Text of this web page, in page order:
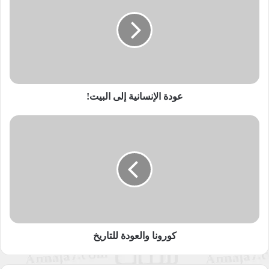
لم ندرك بعد أن الفيروس الجديد بدأ يتحول من مجرد وباء طبيعي
لم نفكر بها سابقاً، أو فكرنا بها بنحو مضلل وقاربناها بطريقة خاطئة.
ما يفعله الكورونا بنا أنه يدفعنا إلى إعادة إنتاج وجودنا البشري وفق
شروط جديدة، سواء أكان على المستوى العملي والقيمي، أو
بصفتنا كائنات بشرية وشكل حياة من بين أشكال حيوات أخرى لا
متناهية؟ هو سؤال لا يخلو من استفسار أخلاقي ضمني: كيف يجب أن
يكون نمط علاقتنا بيننا كبشر وطبيعة علاقاتنا بغيرنا من موجودات
عودة الإنسانية إلى البيت!
كورونا
كورونا والعودة للتاريخ